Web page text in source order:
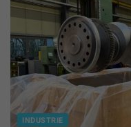
INDUSTRIE